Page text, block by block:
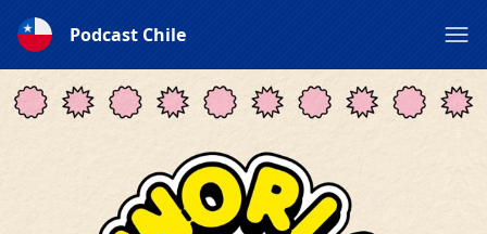
Podcast Chile